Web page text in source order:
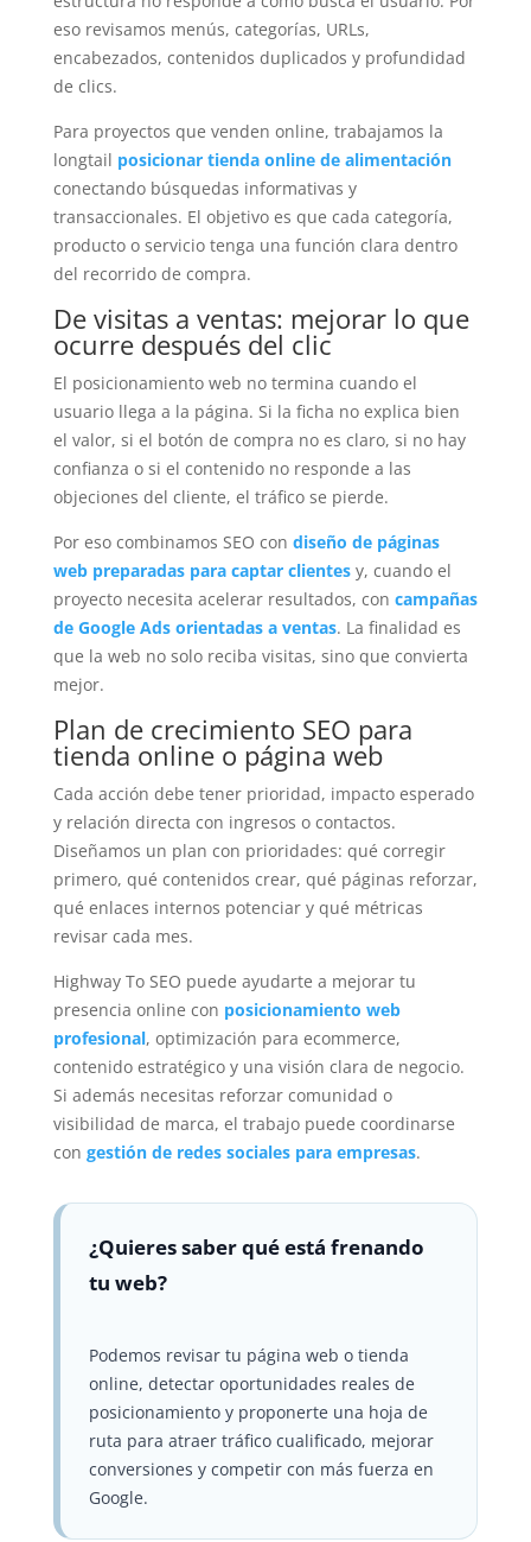
eso revisamos menús, categorías, URLs,
encabezados, contenidos duplicados y profundidad
de clics.
Para proyectos que venden online, trabajamos la
longtail posicionar tienda online de alimentación
conectando búsquedas informativas y
transaccionales. El objetivo es que cada categoría,
producto o servicio tenga una función clara dentro
del recorrido de compra.
De visitas a ventas: mejorar lo que
ocurre después del clic
El posicionamiento web no termina cuando el
usuario llega a la página. Si la ficha no explica bien
el valor, si el botón de compra no es claro, si no hay
confianza o si el contenido no responde a las
objeciones del cliente, el tráfico se pierde.
Por eso combinamos SEO con diseño de páginas
web preparadas para captar clientesy, cuando el
proyecto necesita acelerar resultados, con campañas
de Google Ads orientadas a ventas. La finalidad es
que la web no solo reciba visitas, sino que convierta
mejor.
Plan de crecimiento SEO para
tienda online o página web
Cada acción debe tener prioridad, impacto esperado
y relación directa con ingresos o contactos.
Diseñamos un plan con prioridades: qué corregir
primero, qué contenidos crear, qué páginas reforzar,
qué enlaces internos potenciar y qué métricas
revisar cada mes.
Highway To SEO puede ayudarte a mejorar tu
presencia online con posicionamiento web
profesional, optimización para ecommerce,
contenido estratégico y una visión clara de negocio.
Si además necesitas reforzar comunidad o
visibilidad de marca, el trabajo puede coordinarse
con gestión de redes sociales para empresas.
¿Quieres saber qué está frenando
tu web?
Podemos revisar tu página web o tienda
online, detectar oportunidades reales de
posicionamiento y proponerte una hoja de
ruta para atraer tráfico cualificado, mejorar
conversiones y competir con más fuerza en
Google.